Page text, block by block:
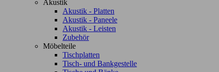
Akustik
Akustik - Platten
Akustik - Paneele
Akustik - Leisten
Zubehör
Möbelteile
Tischplatten
Tisch- und Bankgestelle